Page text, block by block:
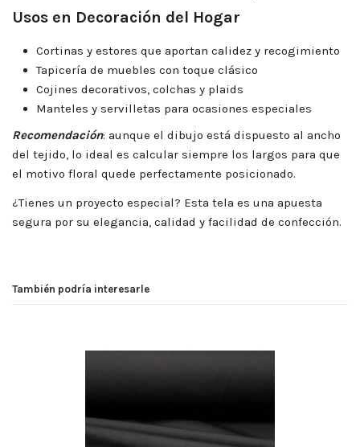
Usos en Decoración del Hogar
Cortinas y estores que aportan calidez y recogimiento
Tapicería de muebles con toque clásico
Cojines decorativos, colchas y plaids
Manteles y servilletas para ocasiones especiales
Recomendación: aunque el dibujo está dispuesto al ancho
del tejido, lo ideal es calcular siempre los largos para que
el motivo floral quede perfectamente posicionado.
¿Tienes un proyecto especial? Esta tela es una apuesta
segura por su elegancia, calidad y facilidad de confección.
También podría interesarle